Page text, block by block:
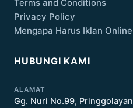
Terms and Conditions
Privacy Policy
Mengapa Harus Iklan Online
HUBUNGI KAMI
ALAMAT
Gg. Nuri No.99,